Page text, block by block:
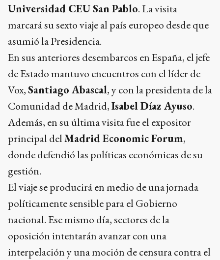
Universidad CEU San Pablo. La visita
marcará su sexto viaje al país europeo desde que
asumió la Presidencia.
En sus anteriores desembarcos en España, el jefe
de Estado mantuvo encuentros con el líder de
Vox,Santiago Abascal, y con la presidenta de la
Comunidad de Madrid,Isabel Díaz Ayuso.
Además, en su última visita fue el expositor
principal delMadrid Economic Forum,
donde defendió las políticas económicas de su
gestión.
El viaje se producirá en medio de una jornada
políticamente sensible para el Gobierno
nacional. Ese mismo día, sectores de la
oposición intentarán avanzar con una
interpelación y una moción de censura contra el